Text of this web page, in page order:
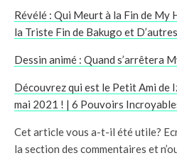
Révélé : Qui Meurt à la Fin de My
la Triste Fin de Bakugo et
Dessin animé : Quand s’arrêtera
Découvrez qui est le Petit Ami de
mai 2021 ! | 6 Pouvoirs
Cet article vous a-t-il été utile?
la section des commentaires et